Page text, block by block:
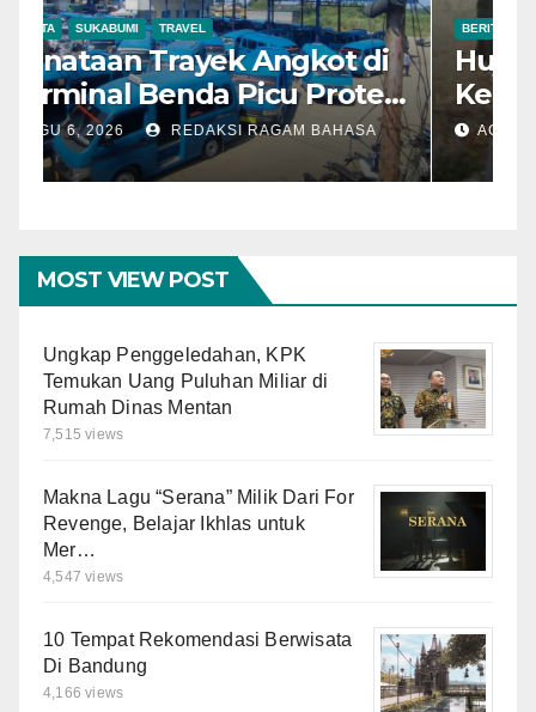
BERITA SUKABUMI TRAVEL
Penataan Trayek Angkot di
Terminal Benda Picu Protes
Sopir, Dishub: Belum Ada
Keputusan Final
AGU 6, 2026 REDAKSI RAGAM BAHASA
MOST VIEW POST
Ungkap Penggeledahan, KPK
Temukan Uang Puluhan Miliar di
Rumah Dinas Mentan
7,515 views
Makna Lagu “Serana” Milik Dari For
Revenge, Belajar Ikhlas untuk
Mer…
4,547 views
10 Tempat Rekomendasi Berwisata
Di Bandung
4,166 views